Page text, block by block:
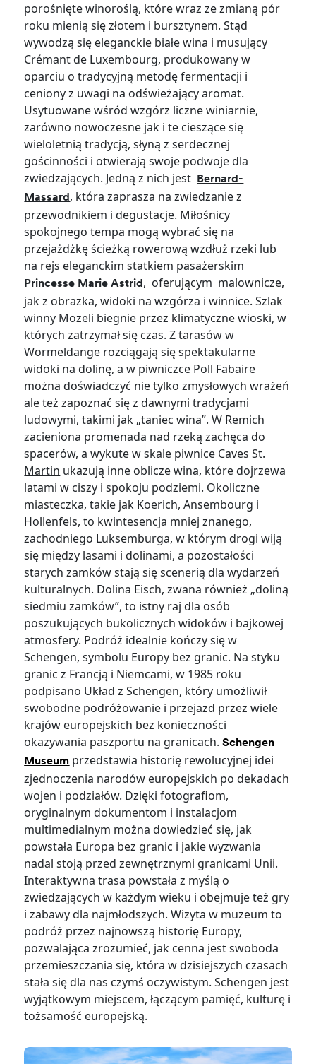
porośnięte winoroślą, które wraz ze zmianą pór
roku mienią się złotem i bursztynem. Stąd
wywodzą się eleganckie białe wina i musujący
Crémant de Luxembourg, produkowany w
oparciu o tradycyjną metodę fermentacji i
ceniony z uwagi na odświeżający aromat.
Usytuowane wśród wzgórz liczne winiarnie,
zarówno nowoczesne jak i te cieszące się
wieloletnią tradycją, słyną z serdecznej
gościnności i otwierają swoje podwoje dla
zwiedzających. Jedną z nich jest Bernard-
Massard, która zaprasza na zwiedzanie z
przewodnikiem i degustacje. Miłośnicy
spokojnego tempa mogą wybrać się na
przejażdżkę ścieżką rowerową wzdłuż rzeki lub
na rejs eleganckim statkiem pasażerskim
Princesse Marie Astrid, oferującym malownicze,
jak z obrazka, widoki na wzgórza i winnice. Szlak
winny Mozeli biegnie przez klimatyczne wioski, w
których zatrzymał się czas. Z tarasów w
Wormeldange rozciągają się spektakularne
widoki na dolinę, a w piwniczce Poll Fabaire
można doświadczyć nie tylko zmysłowych wrażeń
ale też zapoznać się z dawnymi tradycjami
ludowymi, takimi jak „taniec wina”. W Remich
zacieniona promenada nad rzeką zachęca do
spacerów, a wykute w skale piwnice Caves St.
Martin ukazują inne oblicze wina, które dojrzewa
latami w ciszy i spokoju podziemi. Okoliczne
miasteczka, takie jak Koerich, Ansembourg i
Hollenfels, to kwintesencja mniej znanego,
zachodniego Luksemburga, w którym drogi wiją
się między lasami i dolinami, a pozostałości
starych zamków stają się scenerią dla wydarzeń
kulturalnych. Dolina Eisch, zwana również „doliną
siedmiu zamków”, to istny raj dla osób
poszukujących bukolicznych widoków i bajkowej
atmosfery. Podróż idealnie kończy się w
Schengen, symbolu Europy bez granic. Na styku
granic z Francją i Niemcami, w 1985 roku
podpisano Układ z Schengen, który umożliwił
swobodne podróżowanie i przejazd przez wiele
krajów europejskich bez konieczności
okazywania paszportu na granicach.Schengen
Museum przedstawia historię rewolucyjnej idei
zjednoczenia narodów europejskich po dekadach
wojen i podziałów. Dzięki fotografiom,
oryginalnym dokumentom i instalacjom
multimedialnym można dowiedzieć się, jak
powstała Europa bez granic i jakie wyzwania
nadal stoją przed zewnętrznymi granicami Unii.
Interaktywna trasa powstała z myślą o
zwiedzających w każdym wieku i obejmuje też gry
i zabawy dla najmłodszych. Wizyta w muzeum to
podróż przez najnowszą historię Europy,
pozwalająca zrozumieć, jak cenna jest swoboda
przemieszczania się, która w dzisiejszych czasach
stała się dla nas czymś oczywistym. Schengen jest
wyjątkowym miejscem, łączącym pamięć, kulturę i
tożsamość europejską.